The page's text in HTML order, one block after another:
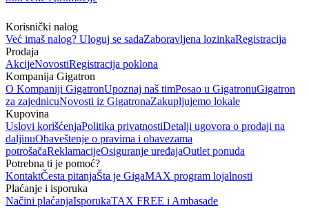
Korisnički nalog
Već imaš nalog? Uloguj se sadaZaboravljena lozinkaRegistracija
Prodaja
AkcijeNovostiRegistracija poklona
Kompanija Gigatron
O Kompaniji GigatronUpoznaj naš timPosao u GigatronuGigatron
za zajednicuNovosti iz GigatronaZakupljujemo lokale
Kupovina
Uslovi korišćenjaPolitika privatnostiDetalji ugovora o prodaji na
daljinuObaveštenje o pravima i obavezama
potrošačaReklamacijeOsiguranje uređajaOutlet ponuda
Potrebna ti je pomoć?
KontaktČesta pitanjaŠta je GigaMAX program lojalnosti
Plaćanje i isporuka
Načini plaćanjaIsporukaTAX FREE i Ambasade